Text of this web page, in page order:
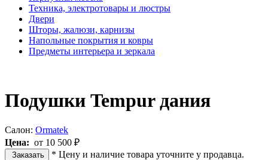
Техника, электротовары и люстры
Двери
Шторы, жалюзи, карнизы
Напольные покрытия и ковры
Предметы интерьера и зеркала
Подушки Tempur дания
Салон: Ormatek
Цена: от 10 500 ₽
Заказать
* Цену и наличие товара уточните у продавца.